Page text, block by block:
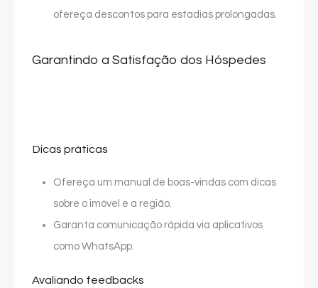
ofereça descontos para estadias prolongadas.
Garantindo a Satisfação dos Hóspedes
Dicas práticas
Ofereça um manual de boas-vindas com dicas
sobre o imóvel e a região.
Garanta comunicação rápida via aplicativos
como WhatsApp.
Avaliando feedbacks